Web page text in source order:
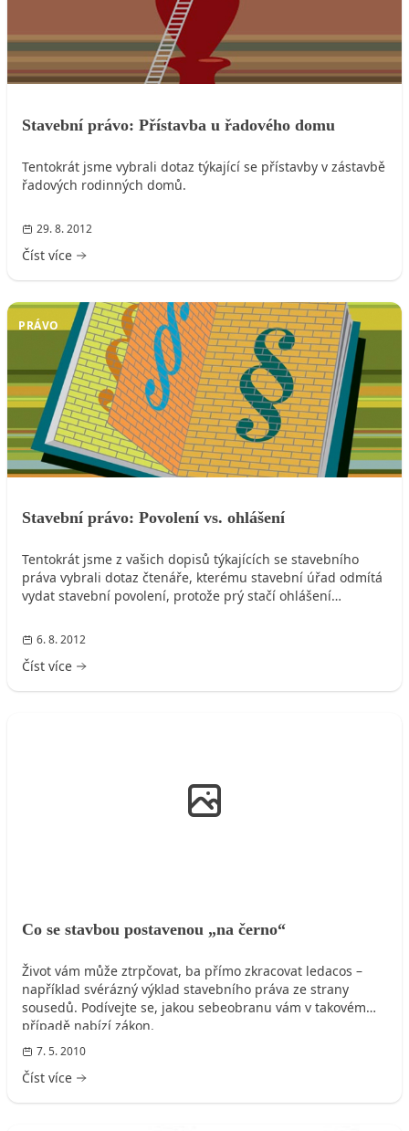
Stavební právo: Přístavba u řadového domu
Tentokrát jsme vybrali dotaz týkající se přístavby v zástavbě
řadových rodinných domů.
29. 8. 2012
Číst více
PRÁVO
Stavební právo: Povolení vs. ohlášení
Tentokrát jsme z vašich dopisů týkajících se stavebního
práva vybrali dotaz čtenáře, kterému stavební úřad odmítá
vydat stavební povolení, protože prý stačí ohlášení…
6. 8. 2012
Číst více
Co se stavbou postavenou „na černo“
Život vám může ztrpčovat, ba přímo zkracovat ledacos –
například svérázný výklad stavebního práva ze strany
sousedů. Podívejte se, jakou sebeobranu vám v takovém
případě nabízí zákon.
7. 5. 2010
Číst více